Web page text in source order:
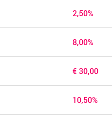
2,50%
8,00%
€ 30,00
10,50%